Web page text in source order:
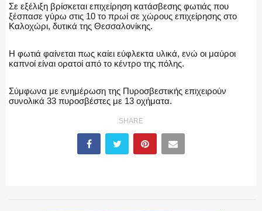
ΛΙΜΕΝΙΚΟ
ΕΝΟΠΛΕΣ ΔΥΝΑΜΕΙΣ
Σε εξέλιξη βρίσκεται επιχείρηση κατάσβεσης φωτιάς που
ξέσπασε γύρω στις 10 το πρωί σε χώρους επιχείρησης στο
Καλοχώρι, δυτικά της Θεσσαλονίκης.
Η φωτιά φαίνεται πως καίει εύφλεκτα υλικά, ενώ οι μαύροι
καπνοί είναι ορατοί από το κέντρο της πόλης.
Σύμφωνα με ενημέρωση της Πυροσβεστικής επιχειρούν
συνολικά 33 πυροσβέστες με 13 οχήματα.
SHARE